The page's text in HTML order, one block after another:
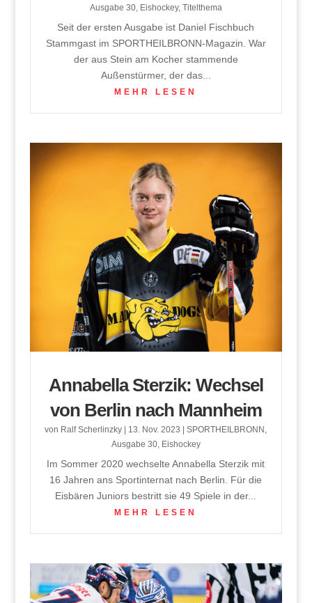
Ausgabe 30, Eishockey, Titelthema
Seit der ersten Ausgabe ist Daniel Fischbuch
Stammgast im SPORTHEILBRONN-Magazin. War
der aus Stein am Kocher stammende
Außenstürmer, der das...
MEHR LESEN
Annabella Sterzik: Wechsel
von Berlin nach Mannheim
von Ralf Scherlinzky 13. Nov. 2023 |SPORTHEILBRONN ,
Ausgabe 30, Eishockey
Im Sommer 2020 wechselte Annabella Sterzik mit
16 Jahren ans Sportinternat nach Berlin. Für die
Eisbären Juniors bestritt sie 49 Spiele in der...
MEHR LESEN